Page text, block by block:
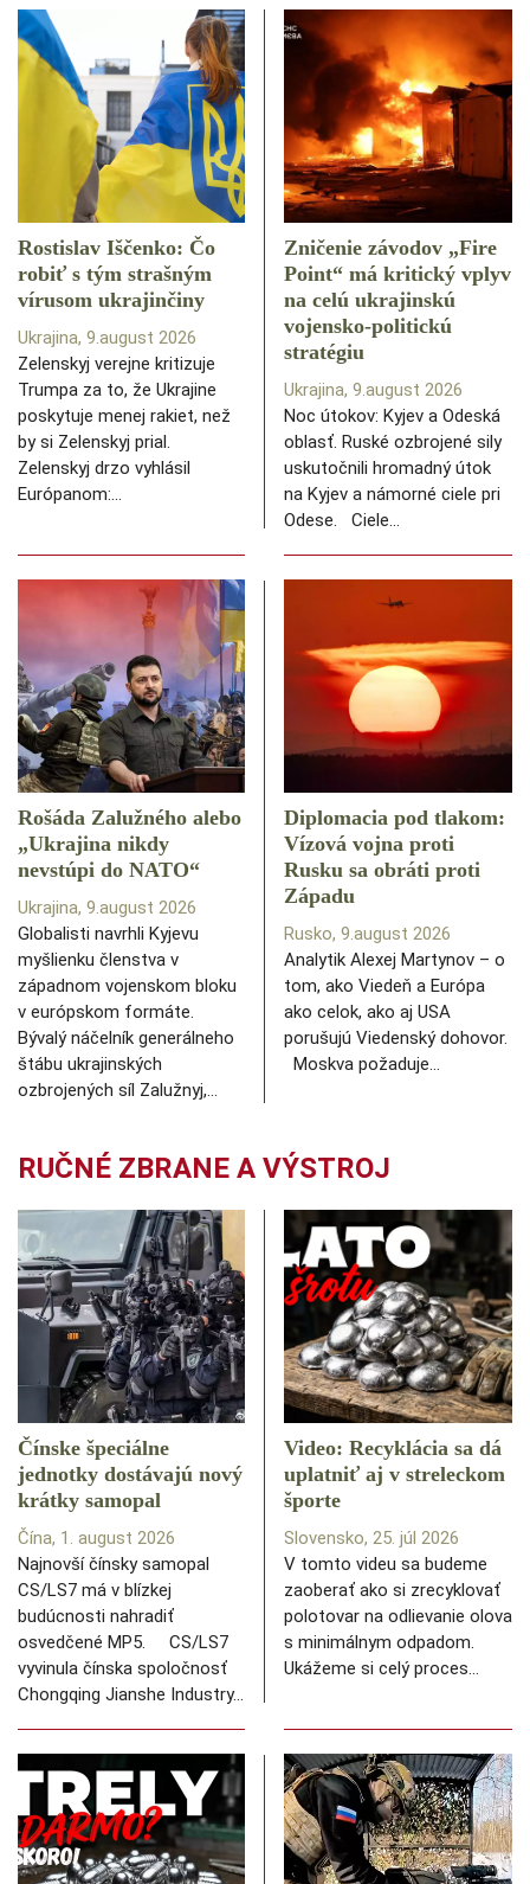
Rostislav Iščenko: Čo
robiť s tým strašným
vírusom ukrajinčiny
Ukrajina, 9.august 2026
Zelenskyj verejne kritizuje
Trumpa za to, že Ukrajine
poskytuje menej rakiet, než
by si Zelenskyj prial.
Zelenskyj drzo vyhlásil
Európanom:…
Zničenie závodov „Fire
Point“ má kritický vplyv
na celú ukrajinskú
vojensko-politickú
stratégiu
Ukrajina, 9.august 2026
Noc útokov: Kyjev a Odeská
oblasť. Ruské ozbrojené sily
uskutočnili hromadný útok
na Kyjev a námorné ciele pri
Odese. Ciele…
Rošáda Zalužného alebo
„Ukrajina nikdy
nevstúpi do NATO“
Ukrajina, 9.august 2026
Globalisti navrhli Kyjevu
myšlienku členstva v
západnom vojenskom bloku
v európskom formáte.
Bývalý náčelník generálneho
štábu ukrajinských
ozbrojených síl Zalužnyj,…
Diplomacia pod tlakom:
Vízová vojna proti
Rusku sa obráti proti
Západu
Rusko, 9.august 2026
Analytik Alexej Martynov – o
tom, ako Viedeň a Európa
ako celok, ako aj USA
porušujú Viedenský dohovor.
Moskva požaduje…
RUČNÉ ZBRANE A VÝSTROJ
Čínske špeciálne
jednotky dostávajú nový
krátky samopal
Čína, 1. august 2026
Najnovší čínsky samopal
CS/LS7 má v blízkej
budúcnosti nahradiť
osvedčené MP5. CS/LS7
vyvinula čínska spoločnosť
Chongqing Jianshe Industry…
Video: Recyklácia sa dá
uplatniť aj v streleckom
športe
Slovensko, 25. júl 2026
V tomto videu sa budeme
zaoberať ako si zrecyklovať
polotovar na odlievanie olova
s minimálnym odpadom.
Ukážeme si celý proces…